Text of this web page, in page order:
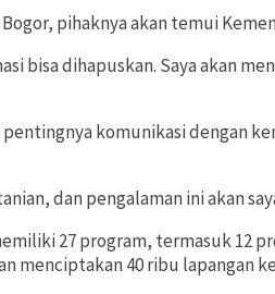
pihaknya akan temui
bisa dihapuskan. Saya akan
komunikasi dengan
dan pengalaman ini akan
27 program, termasuk
menciptakan 40 ribu lapangan